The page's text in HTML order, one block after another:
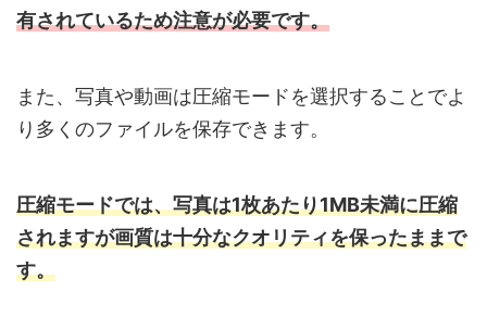
有されているため注意が必要です。
また、写真や動画は圧縮モードを選択することでよ
り多くのファイルを保存できます。
圧縮モードでは、写真は1枚あたり1MB未満に圧縮
されますが画質は十分なクオリティを保ったままで
す。